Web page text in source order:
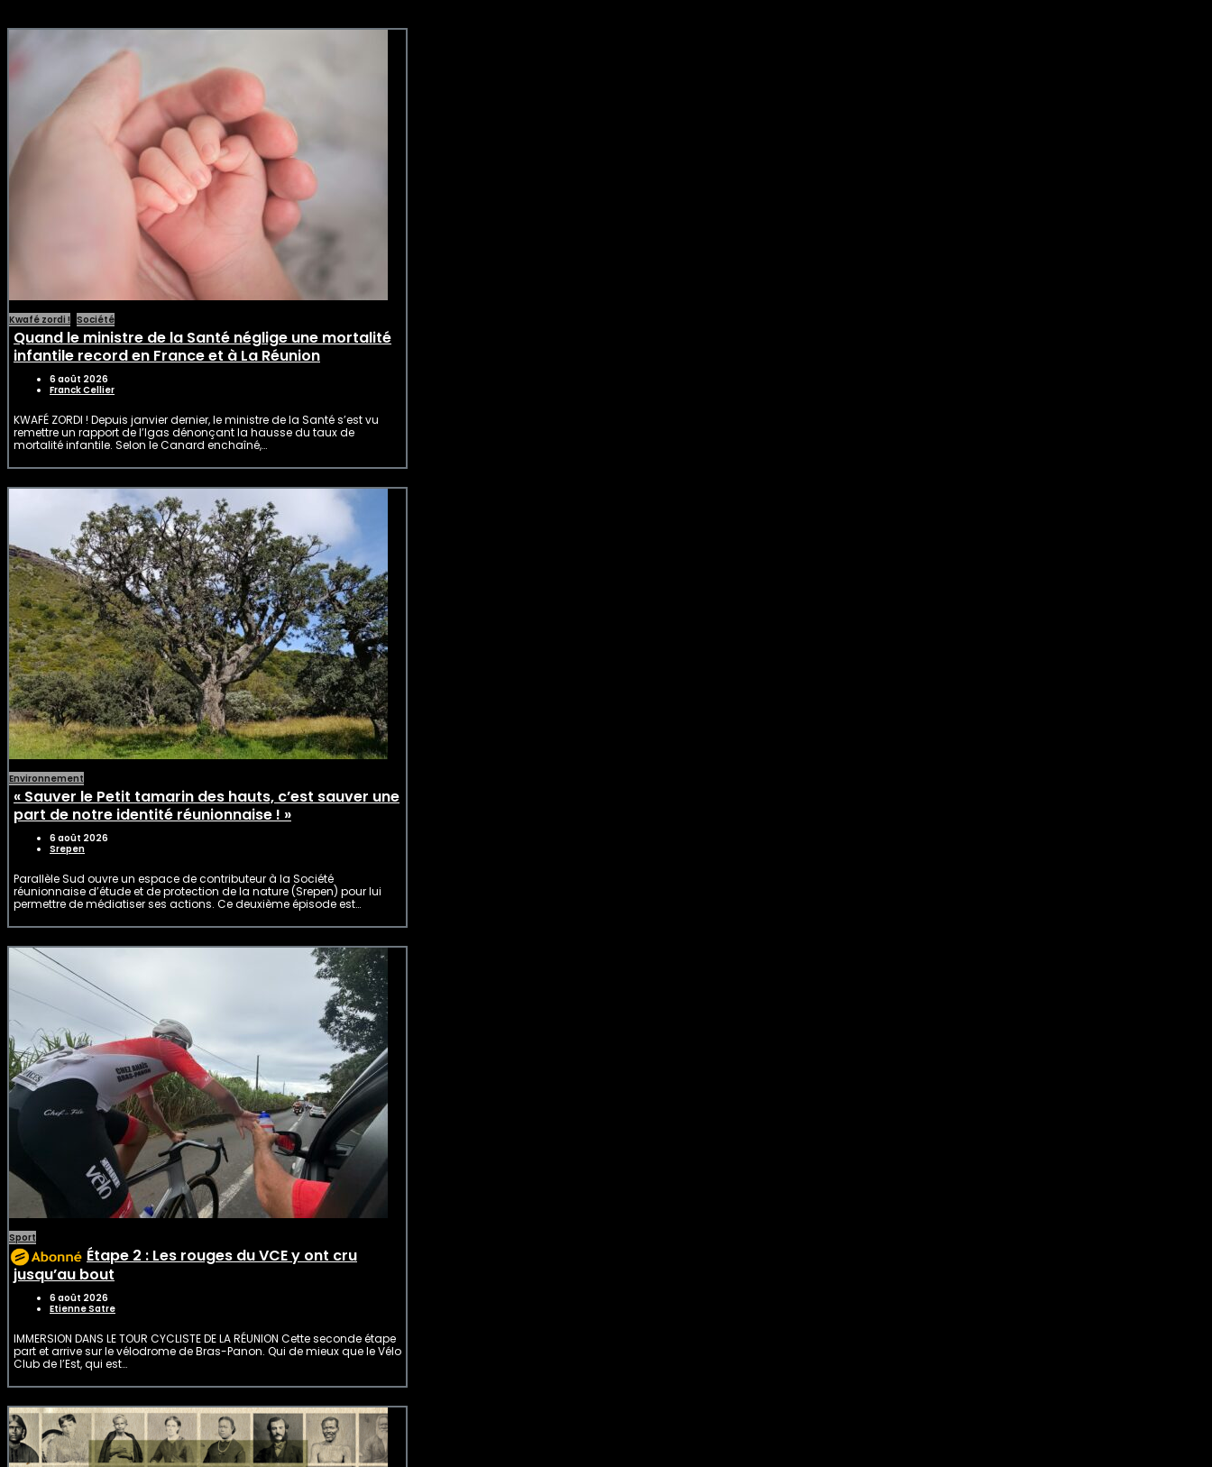
Kwafé zordi ! Société
Quand le ministre de la Santé néglige une mortalité
infantile record en France et à La Réunion
6 août 2026
Franck Cellier
KWAFÉ ZORDI ! Depuis janvier dernier, le ministre de la Santé s’est vu
remettre un rapport de l’Igas dénonçant la hausse du taux de
mortalité infantile. Selon le Canard enchaîné,…
Environnement
« Sauver le Petit tamarin des hauts, c’est sauver une
part de notre identité réunionnaise ! »
6 août 2026
Srepen
Parallèle Sud ouvre un espace de contributeur à la Société
réunionnaise d’étude et de protection de la nature (Srepen) pour lui
permettre de médiatiser ses actions. Ce deuxième épisode est…
Sport
Étape 2 : Les rouges du VCE y ont cru
jusqu’au bout
6 août 2026
Etienne Satre
IMMERSION DANS LE TOUR CYCLISTE DE LA RÉUNION Cette seconde étape
part et arrive sur le vélodrome de Bras-Panon. Qui de mieux que le Vélo
Club de l’Est, qui est…